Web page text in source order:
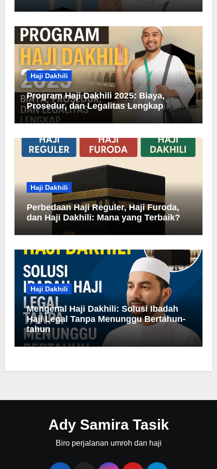
Haji Dakhili
Program Haji Dakhili 2025: Biaya,
Prosedur, dan Legalitas Lengkap
Haji Dakhili
Perbedaan Haji Reguler, Haji Furoda,
dan Haji Dakhili: Mana yang Terbaik?
Haji Dakhili
Mengenal Haji Dakhili: Solusi Ibadah
Haji Legal Tanpa Menunggu Bertahun-
tahun
Ady Samira Tasik
Biro perjalanan umroh dan haji